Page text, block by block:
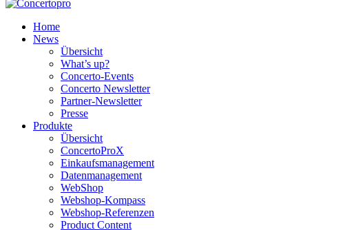
Home
News
Übersicht
What’s up?
Concerto-Events
Concerto Newsletter
Partner-Newsletter
Presse
Produkte
Übersicht
ConcertoProX
Einkaufsmanagement
Datenmanagement
WebShop
Webshop-Kompass
Webshop-Referenzen
Product Content